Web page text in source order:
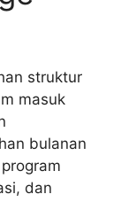
struktur
masuk
bulanan
dan